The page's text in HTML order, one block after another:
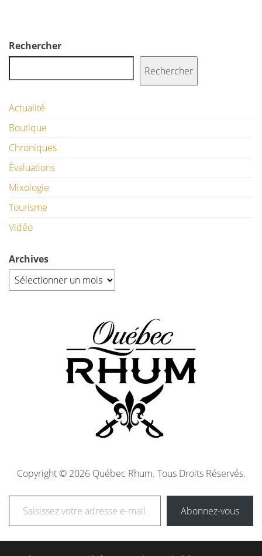
Rechercher
Rechercher
Actualité
Boutique
Chroniques
Évaluations
Mixologie
Tourisme
Vidéo
Archives
Copyright © 2026 Québec Rhum. Tous Droits Réservés.
Abonnez-vous